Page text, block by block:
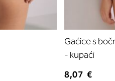
Gaćice s
- kupaći
8,07 €